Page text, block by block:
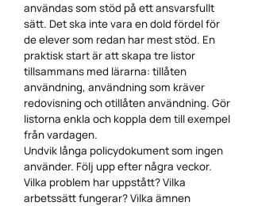
användas som stöd på ett ansvarsfullt
sätt. Det ska inte vara en dold fördel för
de elever som redan har mest stöd. En
praktisk start är att skapa tre listor
tillsammans med lärarna: tillåten
användning, användning som kräver
redovisning och otillåten användning. Gör
listorna enkla och koppla dem till exempel
från vardagen.
Undvik långa policydokument som ingen
använder. Följ upp efter några veckor.
Vilka problem har uppstått? Vilka
arbetssätt fungerar? Vilka ämnen